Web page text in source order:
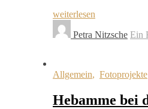
weiterlesen
Petra Nitzsche Ein
Allgemein, Fotoprojekte
Hebamme bei